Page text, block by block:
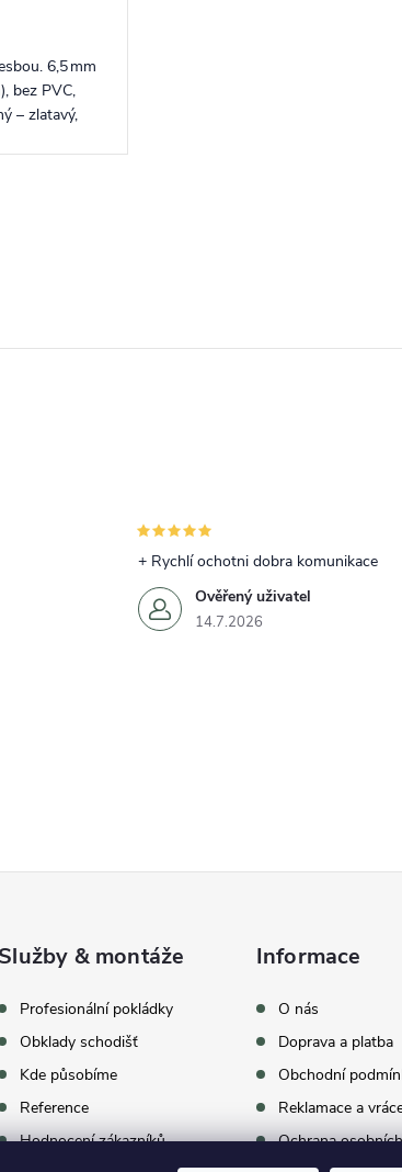
6,5 mm
bez PVC,
– zlatavý,
Ověřený uživatel
14.7.2026
+ Rychlí ochotni dobra komunikace
Služby & montáže
Profesionální pokládky
Obklady schodišť
Kde působíme
Reference
Hodnocení zákazníků
Informace
O nás
Doprava a platba
Obchodní
Reklamace a
Ochrana